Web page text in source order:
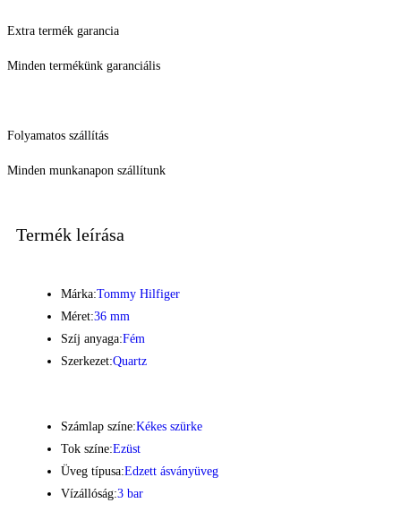
Extra termék garancia
Minden termékünk garanciális
Folyamatos szállítás
Minden munkanapon szállítunk
Termék leírása
Márka:Tommy Hilfiger
Méret:36 mm
Szíj anyaga:Fém
Szerkezet:Quartz
Számlap színe:Kékes szürke
Tok színe:Ezüst
Üveg típusa:Edzett ásványüveg
Vízállóság:3 bar